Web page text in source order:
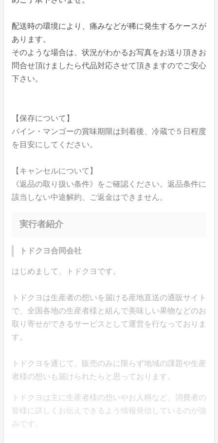
配送時の環境により、痛みなどが稀に発生するケースが
あります。
そのような場合は、状況がわかるお写真をお送り頂きお
問合せ頂けましたら代品対応させて頂きますのでご安心
下さい。
【保存について】
パイン・マンゴーの賞味期限は到着後、冷蔵で５日程度
を目安にしてください。
【キャンセルについて】
《返品の取り扱い条件》をご確認ください。返品条件に
該当しない中途解約、ご返金はできません。
実行者紹介
トドクヨ合同会社
はじめまして、トドクヨです。
トドクヨは生産者の想いを届ける産地直送の通販サイト
で、全国各地の生産者様と組んで美味しい果物などのお
取り寄せができるサービスとして運営を行なっておりま
す。
トドクヨを通じて、販売のみに限らず地域の課題や生産
者様の想いも届けられたらと思っております。
トドクヨは主に生産者様の想いやお人柄など、消費者の
皆様に詳しくお伝えできるよう情報発信しているのが強
みです。